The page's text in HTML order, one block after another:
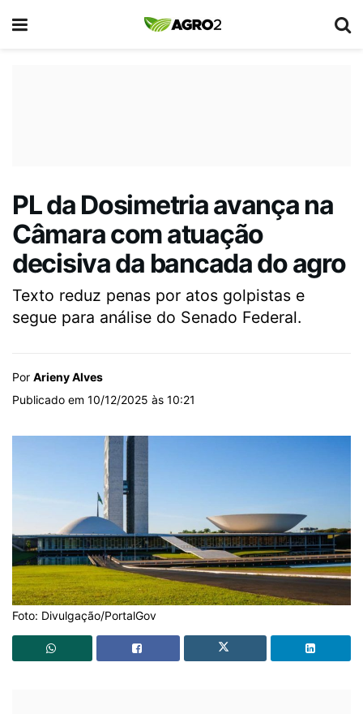
PL da Dosimetria avança na
Câmara com atuação
decisiva da bancada do agro
Texto reduz penas por atos golpistas e
segue para análise do Senado Federal.
Por Arieny Alves
Publicado em 10/12/2025 às 10:21
Foto: Divulgação/PortalGov